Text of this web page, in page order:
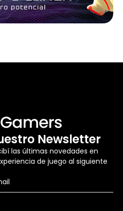
Newsletter
las últimas novedades en
de juego al siguiente